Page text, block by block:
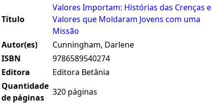
Título
Valores Importam: Histórias das Crenças e
Valores que Moldaram Jovens com uma
Missão
Autor(es)
Cunningham, Darlene
ISBN
9786589540274
Editora
Editora Betânia
Quantidade
de páginas
320 páginas